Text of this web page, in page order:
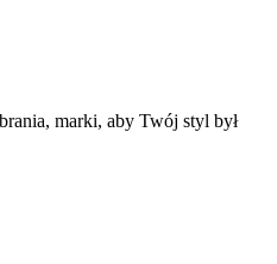
marki, aby Twój styl był